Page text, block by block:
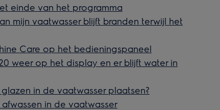
einde van het programma
mijn vaatwasser blijft branden terwijl het
Care op het bedieningspaneel
weer op het display en er blijft water in
in de vaatwasser plaatsen?
in de vaatwasser